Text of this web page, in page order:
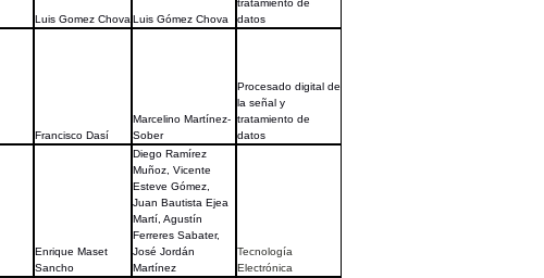
Luis Gomez Chova Luis Gómez Chova
tratamiento de
datos
Francisco Dasí
Marcelino Martínez-
Sober
Procesado digital de
la señal y
tratamiento de
datos
Enrique Maset
Sancho
Diego Ramírez
Muñoz, Vicente
Esteve Gómez,
Juan Bautista Ejea
Martí, Agustín
Ferreres Sabater,
José Jordán
Martínez
Tecnología
Electrónica